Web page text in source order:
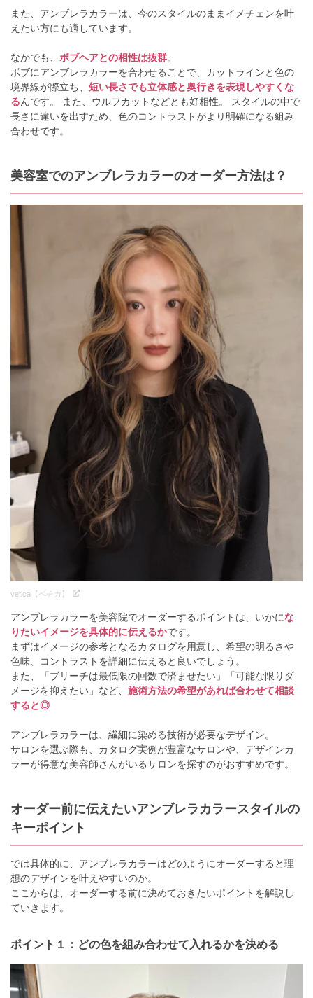
また、アンブレラカラーは、今のスタイルのままイメチェンを叶
えたい方にも適しています。
なかでも、 ボブヘアとの相性は抜群。
ボブにアンブレラカラーを合わせることで、カットラインと色の
境界線が際立ち、 短い長さでも立体感と奥行きを表現しやすくな
るんです。 また、ウルフカットなどとも好相性。 スタイルの中で
長さに違いを出すため、色のコントラストがより明確になる組み
合わせです。
美容室でのアンブレラカラーのオーダー方法は？
vetica【ベチカ】
アンブレラカラーを美容院でオーダーするポイントは、いかにな
りたいイメージを具体的に伝えるかです。
まずはイメージの参考となるカタログを用意し、希望の明るさや
色味、コントラストを詳細に伝えると良いでしょう。
また、「ブリーチは最低限の回数で済ませたい」「可能な限りダ
メージを抑えたい」など、 施術方法の希望があれば合わせて相談
すると◎
アンブレラカラーは、繊細に染める技術が必要なデザイン。
サロンを選ぶ際も、カタログ実例が豊富なサロンや、デザインカ
ラーが得意な美容師さんがいるサロンを探すのがおすすめです。
オーダー前に伝えたいアンブレラカラースタイルの
キーポイント
では具体的に、アンブレラカラーはどのようにオーダーすると理
想のデザインを叶えやすいのか。
ここからは、オーダーする前に決めておきたいポイントを解説し
ていきます。
ポイント１：どの色を組み合わせて入れるかを決める